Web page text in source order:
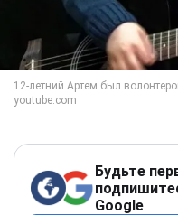
Будьте
Google